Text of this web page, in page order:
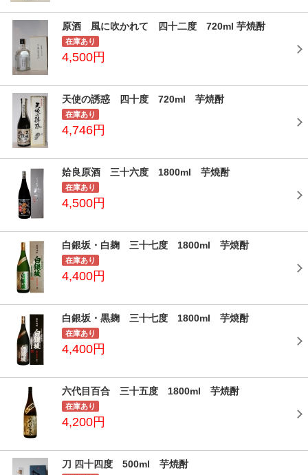
原酒 風に吹かれて 四十二度 720ml 芋焼酎
在庫あり
4,500円
天使の誘惑 四十度 720ml 芋焼酎
在庫あり
4,746円
姶良原酒 三十六度 1800ml 芋焼酎
在庫あり
4,500円
白銀坂・白麹 三十七度 1800ml 芋焼酎
在庫あり
4,400円
白銀坂・黒麹 三十七度 1800ml 芋焼酎
在庫あり
4,400円
六代目百合 三十五度 1800ml 芋焼酎
在庫あり
4,200円
刀 四十四度 500ml 芋焼酎